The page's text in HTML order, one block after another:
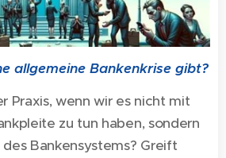
allgemeine Bankenkrise gibt?
Praxis, wenn wir es nicht mit
zu tun haben, sondern
Bankensystems? Greift